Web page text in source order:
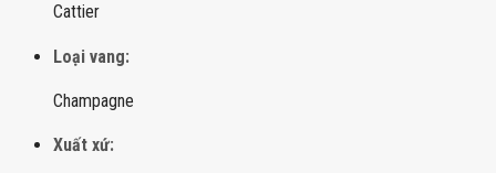
Cattier
Loại vang:
Champagne
Xuất xứ: